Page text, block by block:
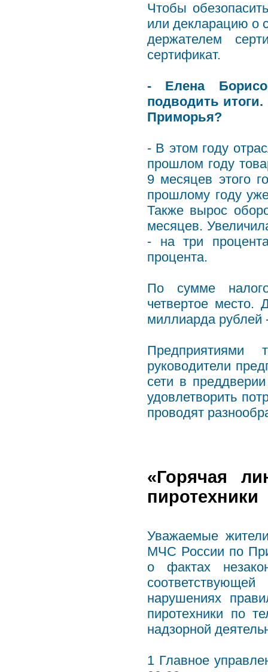
Чтобы
или декларацию о
держателем
сертификат.
- Елена
подводить
Приморья?
- В этом году
прошлом году
9 месяцев этого
прошлому году
Также вырос
месяцев.
- на три
процента.
По сумме
четвертое место.
миллиарда рублей
руководители
сети в
удовлетворить
проводят
«Горячая
пиротехники
Уважаемые
МЧС России по
о фактах
нарушениях
пиротехники по
надзорной
1 Главное